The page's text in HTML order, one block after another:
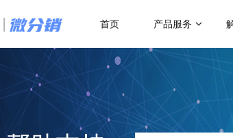
首页 产品服务
做社交电商，找启博
微分销 二级分销
代理分销
母婴行业解决方案
关于我们
18年专注全产业SaaS产品服务